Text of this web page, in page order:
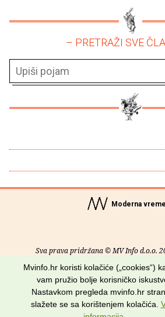
– PRETRAŽI SVE
Moderna
Sva prava pridržana © MV Info d.o.o.
Uvjeti korištenja
Potraži nas na:
Mvinfo.hr koristi kolačiće („cookies“)
vam pružio bolje korisničko
Nastavkom pregleda mvinfo.hr
slažete se sa korištenjem kolačića.